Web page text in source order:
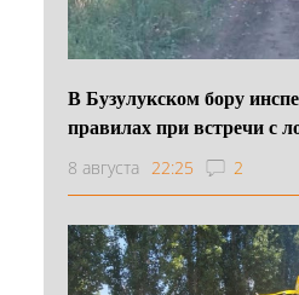
В Бузулукском бору
правилах при встречи с
8 августа 22:25 2